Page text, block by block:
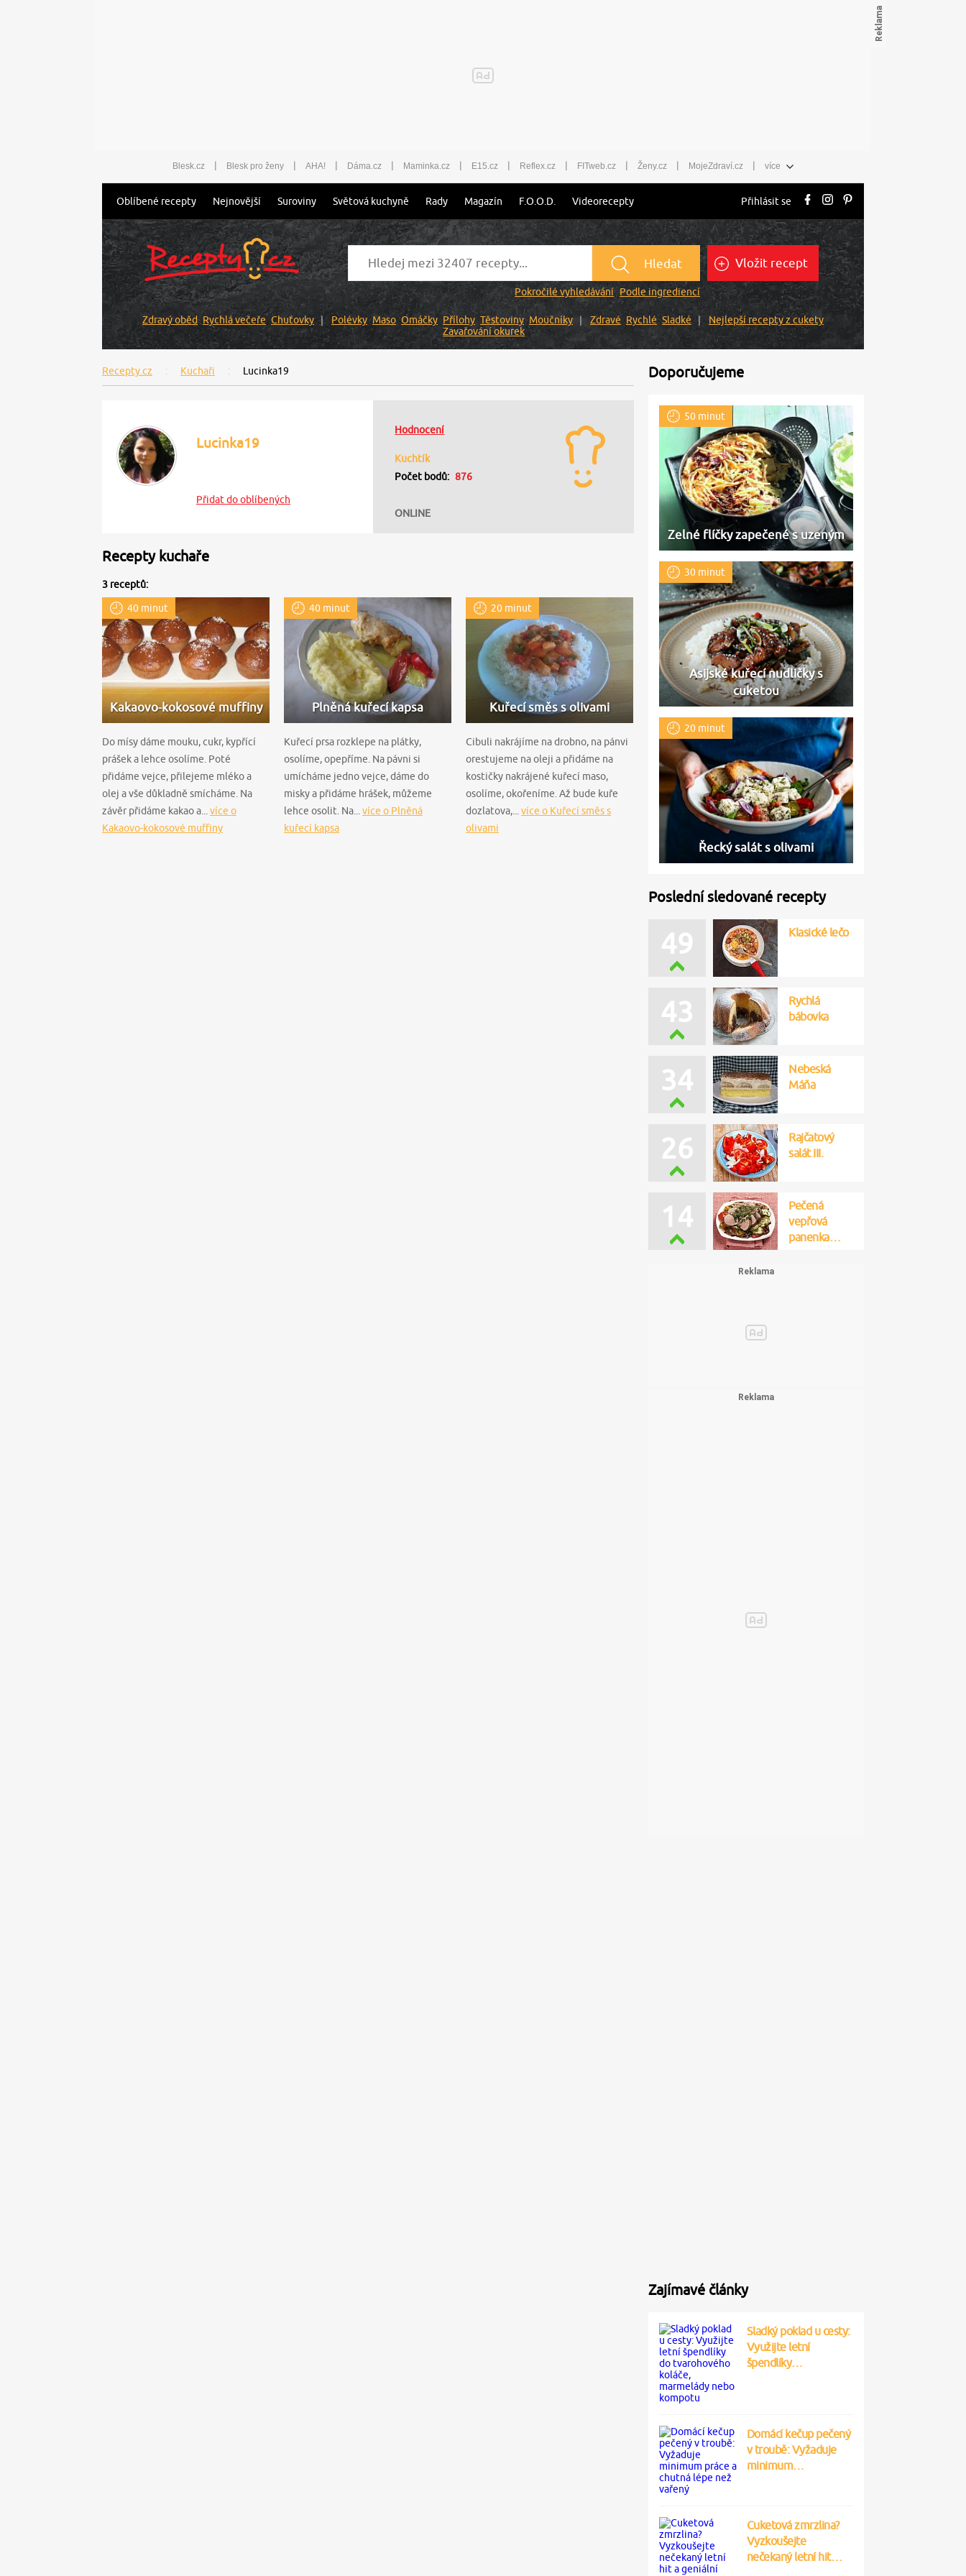
Blesk.cz | Blesk pro ženy | AHA! | Dáma.cz | Maminka.cz | E15.cz | Reflex.cz | FITweb.cz | Ženy.cz | MojeZdraví.cz | více
Oblíbené recepty Nejnovější Suroviny Světová kuchyně Rady Magazín F.O.O.D. Videorecepty Přihlásit se
Hledat
Pokročilé vyhledávání Podle ingrediencí
Vložit recept
Zdravý oběd Rychlá večeře Chuťovky Polévky Maso Omáčky Přílohy Těstoviny Moučníky Zdravé Rychlé Sladké
Nejlepší recepty z cukety
Zavařování okurek
Recepty.cz Kuchaři Lucinka19
Lucinka19
Přidat do oblíbených
Hodnocení
Kuchtík
Počet bodů: 876
ONLINE
Recepty kuchaře
3 receptů:
40 minut
Kakaovo-kokosové muffiny
Do mísy dáme mouku, cukr, kypřící
prášek a lehce osolíme. Poté
přidáme vejce, přilejeme mléko a
olej a vše důkladně smícháme. Na
závěr přidáme kakao a... více o
Kakaovo-kokosové muffiny
40 minut
Plněná kuřecí kapsa
Kuřecí prsa rozklepe na plátky,
osolíme, opepříme. Na pávni si
umícháme jedno vejce, dáme do
misky a přidáme hrášek, můžeme
lehce osolit. Na...více o Plněná
kuřecí kapsa
20 minut
Kuřecí směs s olivami
Cibuli nakrájíme na drobno, na pánvi
orestujeme na oleji a přidáme na
kostičky nakrájené kuřecí maso,
osolíme, okořeníme. Až bude kuře
dozlatova,...více o Kuřecí směs s
olivami
Doporučujeme
50 minut
Zelné flíčky zapečené s uzeným
30 minut
Asijské kuřecí nudličky s
cuketou
20 minut
Řecký salát s olivami
Poslední sledované recepty
49 Klasické lečo
43
Rychlá
bábovka
34
Nebeská
Máňa
26
Rajčatový
salát III.
14
Pečená
vepřová
panenka…
Zajímavé články
Sladký poklad u cesty:
Využijte letní
špendlíky…
Domácí kečup pečený
v troubě: Vyžaduje
minimum…
Cuketová zmrzlina?
Vyzkoušejte
nečekaný letní hit…